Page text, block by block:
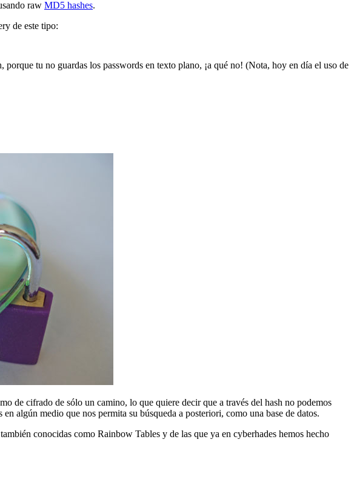
raw MD5 hashes.
de este tipo:
tu no guardas los passwords en texto plano, ¡a qué no! (Nota, hoy en día el uso de
de cifrado de sólo un camino, lo que quiere decir que a través del hash no podemos
algún medio que nos permita su búsqueda a posteriori, como una base de datos.
conocidas como Rainbow Tables y de las que ya en cyberhades hemos hecho